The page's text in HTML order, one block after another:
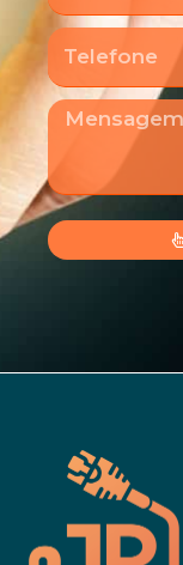
Telefone
Mensagem